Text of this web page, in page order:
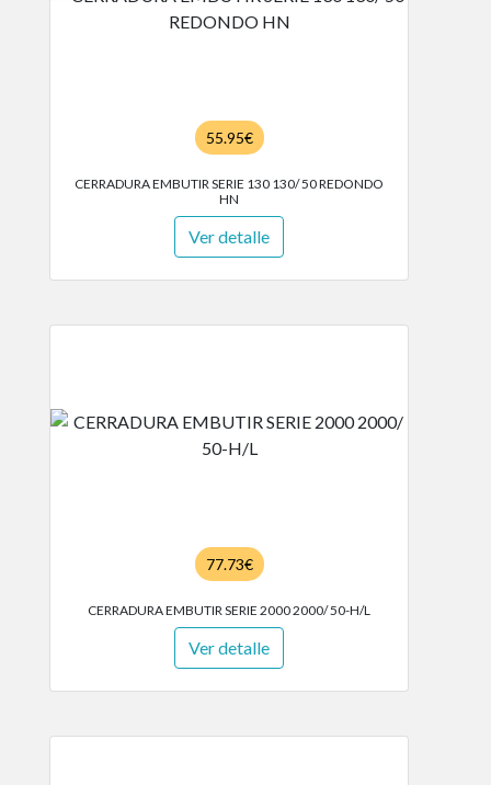
55.95€
CERRADURA EMBUTIR SERIE 130 130/ 50 REDONDO
HN
Ver detalle
77.73€
CERRADURA EMBUTIR SERIE 2000 2000/ 50-H/L
Ver detalle